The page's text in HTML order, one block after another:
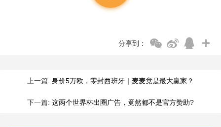
分享到：
上一篇: 身价5万欧，零封西班牙｜麦麦竟是最大赢家？
下一篇: 这两个世界杯出圈广告，竟然都不是官方赞助?